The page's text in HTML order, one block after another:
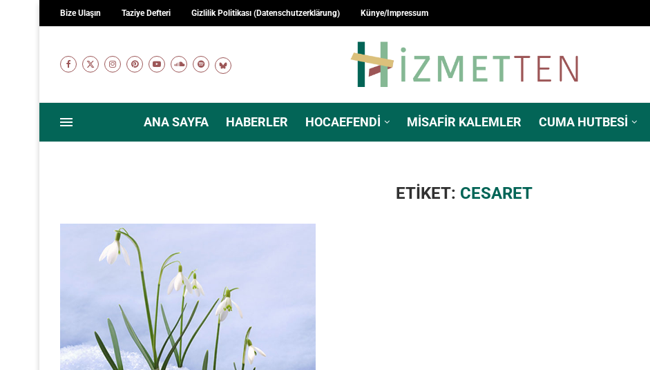
Bize Ulaşın Taziye Defteri Gizlilik Politikası (Datenschutzerklärung) Künye/Impressum
ANA SAYFA HABERLER HOCAEFENDI MISAFIR KALEMLER CUMA HUTBESI
ETIKET: CESARET